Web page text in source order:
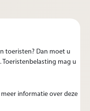
toeristen? Dan moet u
mag u
in nieuw tabblad)
informatie over deze